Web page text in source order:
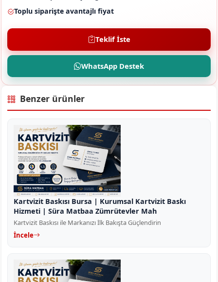
Toplu siparişte avantajlı fiyat
Teklif İste
WhatsApp Destek
Benzer ürünler
Kartvizit Baskısı Bursa | Kurumsal Kartvizit Baskı
Hizmeti | Süra Matbaa Zümrütevler Mah
Kartvizit Baskısı ile Markanızı İlk Bakışta Güçlendirin
İncele